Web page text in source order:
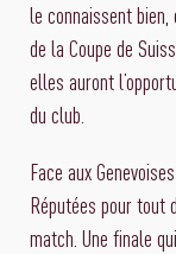
le connaissent
de la Coupe de
elles auront
du club.
Face aux
Réputées pour tout
match. Une finale